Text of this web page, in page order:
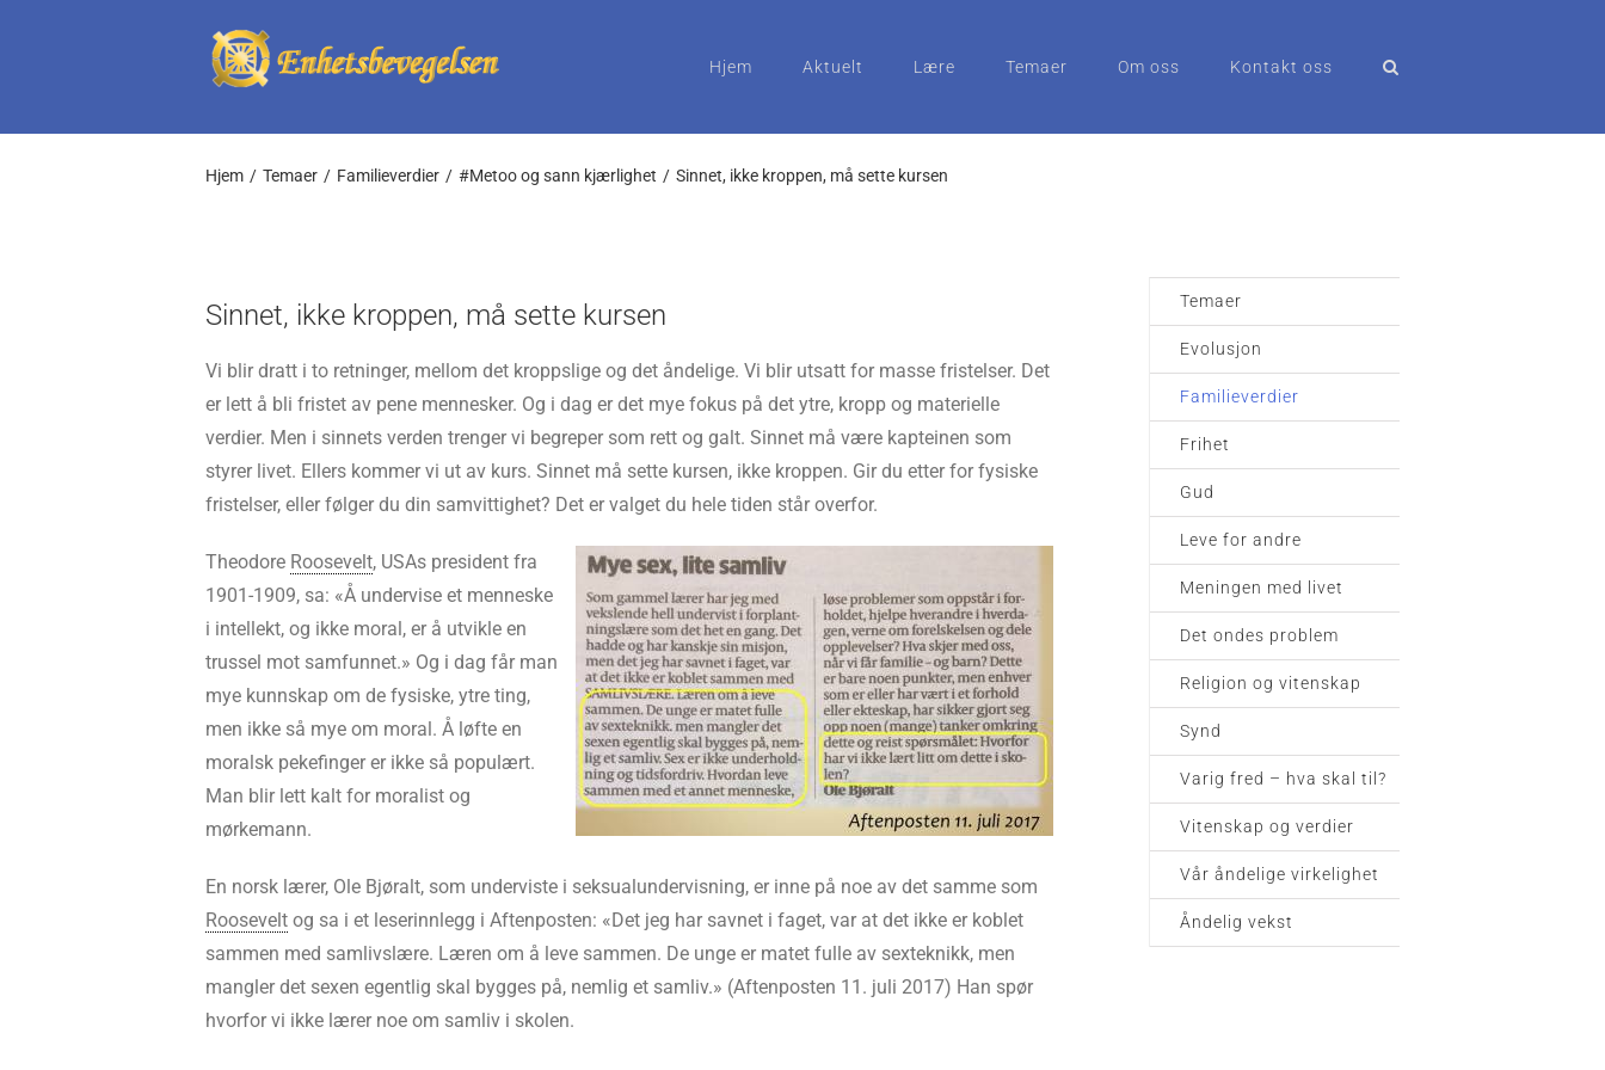
Hjem Aktuelt Lære Temaer Om oss Kontakt oss
Hjem Temaer Familieverdier #Metoo og sann kjærlighet Sinnet, ikke kroppen, må sette kursen
Sinnet, ikke kroppen, må sette kursen
Vi blir dratt i to retninger, mellom det kroppslige og det åndelige. Vi blir utsatt for masse fristelser. Det
er lett å bli fristet av pene mennesker. Og i dag er det mye fokus på det ytre, kropp og materielle
verdier. Men i sinnets verden trenger vi begreper som rett og galt. Sinnet må være kapteinen som
styrer livet. Ellers kommer vi ut av kurs. Sinnet må sette kursen, ikke kroppen. Gir du etter for fysiske
fristelser, eller følger du din samvittighet? Det er valget du hele tiden står overfor.
Theodore Roosevelt, USAs president fra
1901-1909, sa: «Å undervise et menneske
i intellekt, og ikke moral, er å utvikle en
trussel mot samfunnet.» Og i dag får man
mye kunnskap om de fysiske, ytre ting,
men ikke så mye om moral. Å løfte en
moralsk pekefinger er ikke så populært.
Man blir lett kalt for moralist og
mørkemann.
En norsk lærer, Ole Bjøralt, som underviste i seksualundervisning, er inne på noe av det samme som
Roosevelt og sa i et leserinnlegg i Aftenposten: «Det jeg har savnet i faget, var at det ikke er koblet
sammen med samlivslære. Læren om å leve sammen. De unge er matet fulle av sexteknikk, men
mangler det sexen egentlig skal bygges på, nemlig et samliv.» (Aftenposten 11. juli 2017) Han spør
hvorfor vi ikke lærer noe om samliv i skolen.
Temaer
Evolusjon
Familieverdier
Frihet
Gud
Leve for andre
Meningen med livet
Det ondes problem
Religion og vitenskap
Synd
Varig fred – hva skal til?
Vitenskap og verdier
Vår åndelige virkelighet
Åndelig vekst